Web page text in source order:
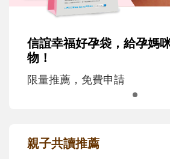
信誼幸福好孕袋，給孕媽
物！
限量推薦，免費申請
親子共讀推薦